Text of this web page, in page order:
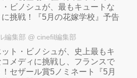
・ビノシュが、最もキュートな
に挑戦！『5月の花嫁学校』予告
編集部 @ cinefil編集部
ット・ビノシュが、史上最もキ
コメディに挑戦し、フランスで
セザール賞5ノミネート『5月